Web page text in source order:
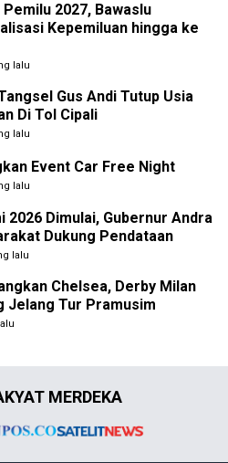
2027, Bawaslu
Kepemiluan hingga ke
lalu
Gus Andi Tutup Usia
Di Tol Cipali
lalu
Event Car Free Night
lalu
2026 Dimulai, Gubernur Andra
Dukung Pendataan
lalu
Chelsea, Derby Milan
Jelang Tur Pramusim
MERDEKA